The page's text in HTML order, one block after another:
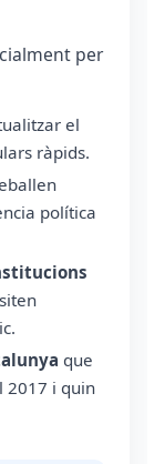
per
el
ràpids.
política
que
2017 i quin